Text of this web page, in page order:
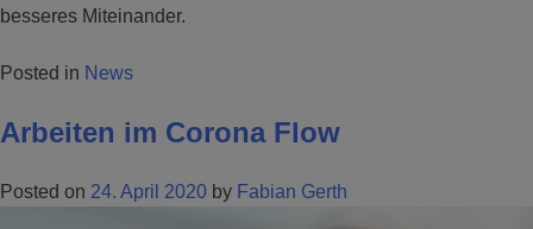
besseres Miteinander.
Posted in News
Arbeiten im Corona Flow
Posted on 24. April 2020 by Fabian Gerth